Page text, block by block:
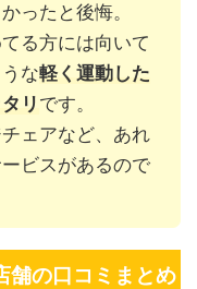
ったと後悔。
る方には向いて
な軽く運動した
リ です。
ェアなど、あれ
ビスがあるので
舗の口コミまとめ